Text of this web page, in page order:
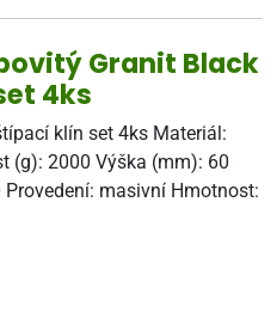
Granit Black
4ks
klín set 4ks Materiál:
(g): 2000 Výška (mm): 60
masivní Hmotnost: